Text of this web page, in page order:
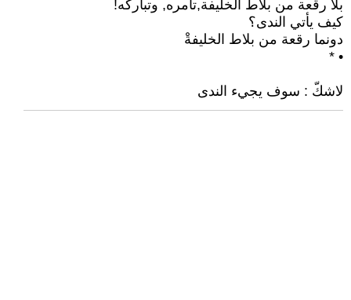
بلا رقعة من بلاط الخليفة,تأمره, وتباركه!
كيف يأتي الندى؟
دونما رقعة من بلاط الخليفةْ
• *
لاشكّ : سوف يجيء الندى